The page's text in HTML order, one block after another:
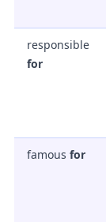
responsible
for
famous for